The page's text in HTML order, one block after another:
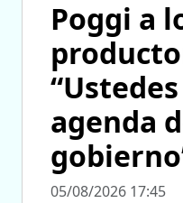
Poggi a
agenda
05/08/2026 17:45